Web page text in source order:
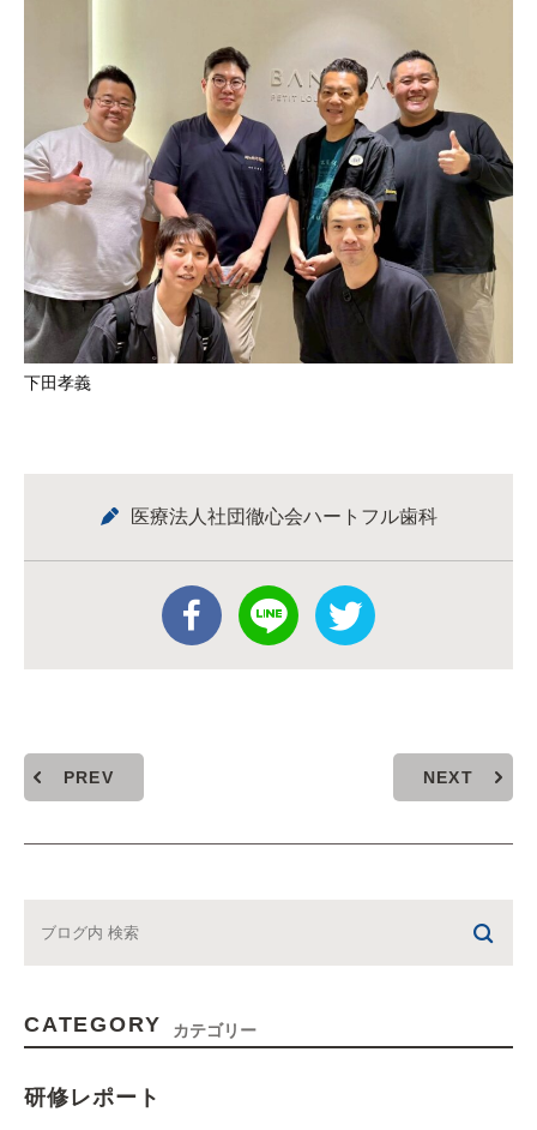
下田孝義
医療法人社団徹心会ハートフル歯科
PREV NEXT
CATEGORY カテゴリー
研修レポート